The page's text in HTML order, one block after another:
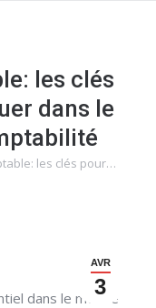
les clés
dans le
les clés pour…
AVR
3
dans le monde